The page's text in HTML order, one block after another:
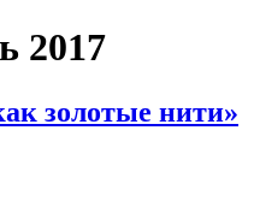
2017
золотые нити»